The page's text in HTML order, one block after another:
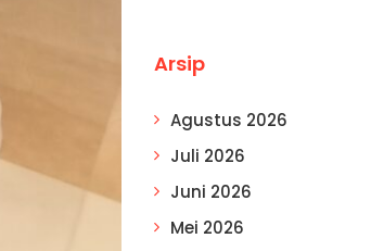
Arsip
Agustus 2026
Juli 2026
Juni 2026
Mei 2026